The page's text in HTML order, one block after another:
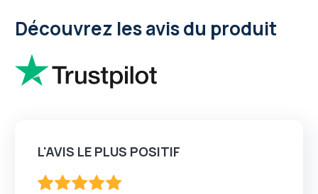
Découvrez les avis du produit
L'AVIS LE PLUS POSITIF